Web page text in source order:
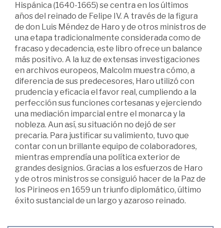
Hispánica (1640-1665) se centra en los últimos
años del reinado de Felipe IV. A través de la figura
de don Luis Méndez de Haro y de otros ministros de
una etapa tradicionalmente considerada como de
fracaso y decadencia, este libro ofrece un balance
más positivo. A la luz de extensas investigaciones
en archivos europeos, Malcolm muestra cómo, a
diferencia de sus predecesores, Haro utilizó con
prudencia y eficacia el favor real, cumpliendo a la
perfección sus funciones cortesanas y ejerciendo
una mediación imparcial entre el monarca y la
nobleza. Aun así, su situación no dejó de ser
precaria. Para justificar su valimiento, tuvo que
contar con un brillante equipo de colaboradores,
mientras emprendía una política exterior de
grandes designios. Gracias a los esfuerzos de Haro
y de otros ministros se consiguió hacer de la Paz de
los Pirineos en 1659 un triunfo diplomático, último
éxito sustancial de un largo y azaroso reinado.